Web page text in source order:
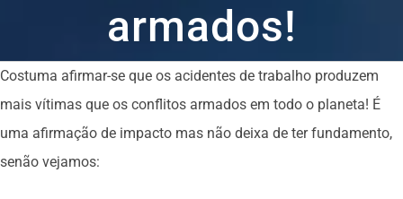
armados!
Costuma afirmar-se que os acidentes de trabalho produzem
mais vítimas que os conflitos armados em todo o planeta! É
uma afirmação de impacto mas não deixa de ter fundamento,
senão vejamos: